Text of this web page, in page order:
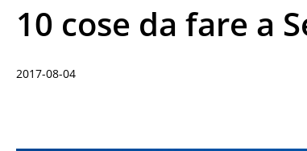
10 cose da fare a
2017-08-04